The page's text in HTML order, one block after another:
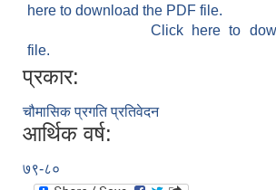
here to download the PDF file.
Click here to
file.
प्रकार:
चौमासिक प्रगति प्रतिवेदन
आर्थिक वर्ष:
७९-८०